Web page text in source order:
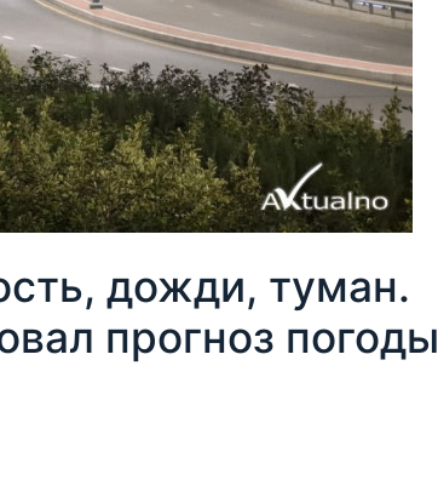
дожди, туман.
прогноз погоды